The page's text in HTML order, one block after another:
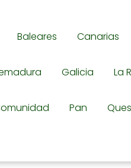
Baleares Canarias
Galicia La
Pan